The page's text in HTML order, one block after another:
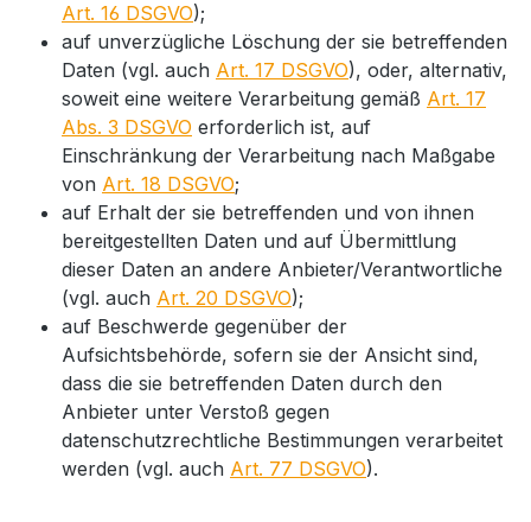
Art. 16 DSGVO);
auf unverzügliche Löschung der sie betreffenden
Daten (vgl. auch Art. 17 DSGVO), oder, alternativ,
soweit eine weitere Verarbeitung gemäß Art. 17
Abs. 3 DSGVO erforderlich ist, auf
Einschränkung der Verarbeitung nach Maßgabe
von Art. 18 DSGVO;
auf Erhalt der sie betreffenden und von ihnen
bereitgestellten Daten und auf Übermittlung
dieser Daten an andere Anbieter/Verantwortliche
(vgl. auch Art. 20 DSGVO);
auf Beschwerde gegenüber der
Aufsichtsbehörde, sofern sie der Ansicht sind,
dass die sie betreffenden Daten durch den
Anbieter unter Verstoß gegen
datenschutzrechtliche Bestimmungen verarbeitet
werden (vgl. auch Art. 77 DSGVO).